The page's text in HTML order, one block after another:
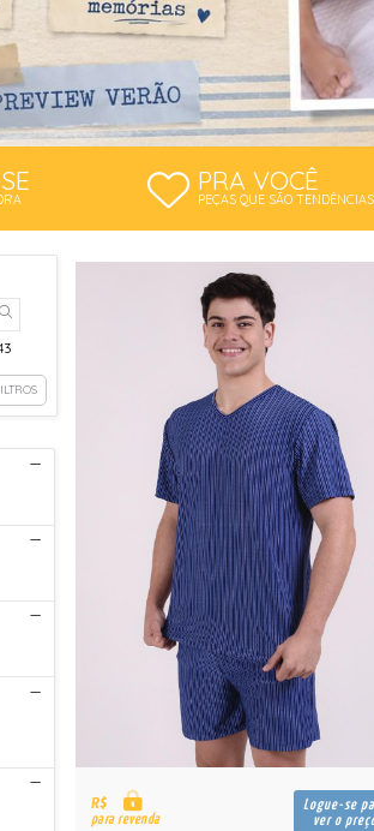
PRA VOCÊ
PEÇAS QUE SÃO
R$
para revenda
Logue-se
ver o